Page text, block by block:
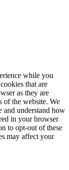
while you
that are
as they are
of the website. We
and understand how
in your browser
to opt-out of these
may affect your